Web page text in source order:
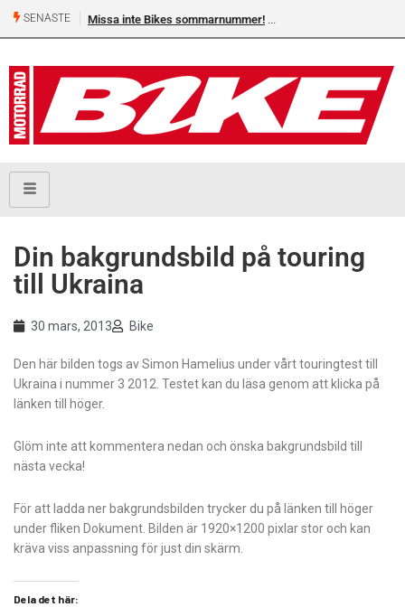
SENASTE Missa inte Bikes sommarnummer!
Din bakgrundsbild på touring
till Ukraina
30 mars, 2013 Bike
Den här bilden togs av Simon Hamelius under vårt touringtest till
Ukraina i nummer 3 2012. Testet kan du läsa genom att klicka på
länken till höger.
Glöm inte att kommentera nedan och önska bakgrundsbild till
nästa vecka!
För att ladda ner bakgrundsbilden trycker du på länken till höger
under fliken Dokument. Bilden är 1920×1200 pixlar stor och kan
kräva viss anpassning för just din skärm.
Dela det här: